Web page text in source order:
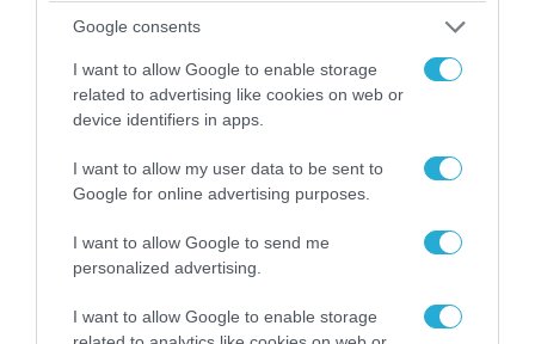
Google consents
I want to allow Google to enable storage
related to advertising like cookies on web or
device identifiers in apps.
I want to allow my user data to be sent to
Google for online advertising purposes.
I want to allow Google to send me
personalized advertising.
I want to allow Google to enable storage
ρίψεις νερού»